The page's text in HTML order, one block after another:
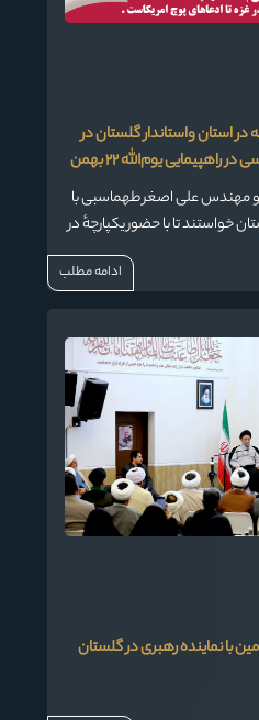
در استان واستاندار گلستان در
یوم‌الله ۲۲ بهمن
و مهندس علی اصغر طهماسبی با
خواستند تا با حضور یکپارچهٔ در
به همهٔ تهدیدها، از جنایت رژیم
امریکا را به نمایش بگذارند.
ادامه مطلب
با نماینده رهبری در گلستان